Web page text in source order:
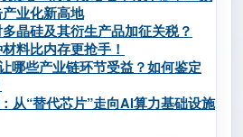
业化新高地
晶硅及其衍生产品加征关税？
料比内存更抢手！
哪些产业链环节受益？如何鉴定
从“替代芯片”走向AI算力基础设施